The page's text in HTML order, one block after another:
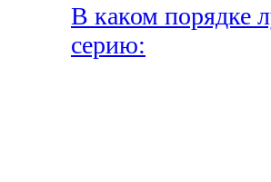
В каком порядке
серию: